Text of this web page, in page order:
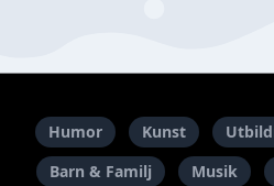
Humor Kunst
Barn & Familj
Musik